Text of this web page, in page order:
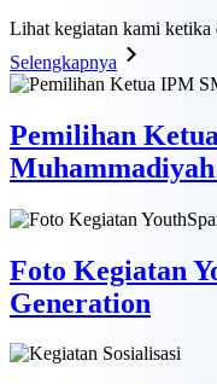
Lihat kegiatan kami ketika
Selengkapnya
Pemilihan
Foto Kegiatan
Generation